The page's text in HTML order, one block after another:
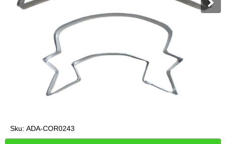
Sku: ADA-COR0243